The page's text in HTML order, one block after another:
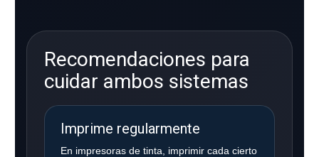
Recomendaciones para
cuidar ambos sistemas
Imprime regularmente
En impresoras de tinta, imprimir cada cierto